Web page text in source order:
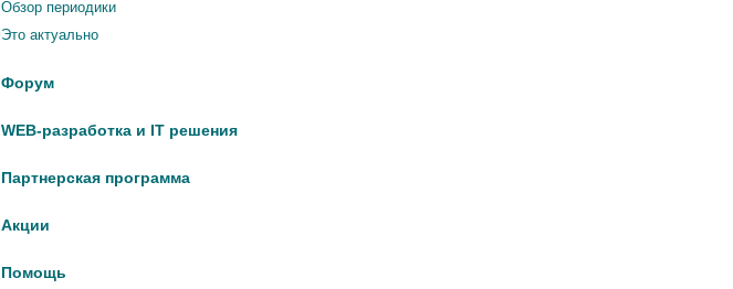
Обзор периодики
Это актуально
Форум
WEB-разработка и IT решения
Партнерская программа
Акции
Помощь